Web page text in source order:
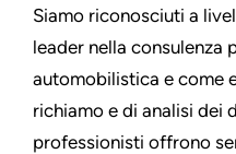
Siamo riconosciuti a
leader nella consulenza
automobilistica e come
richiamo e di analisi dei
professionisti offrono